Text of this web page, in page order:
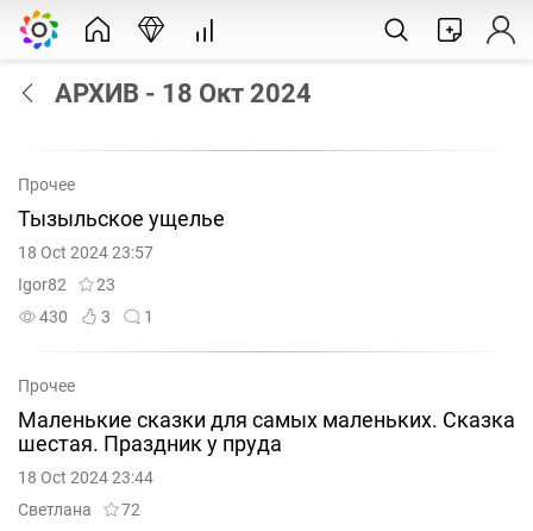
АРХИВ - 18 Окт 2024
Прочее
Тызыльское ущелье
18 Oct 2024 23:57
Igor82
23
430
3 1
Прочее
Маленькие сказки для самых маленьких. Сказка
шестая. Праздник у пруда
18 Oct 2024 23:44
Светлана
72